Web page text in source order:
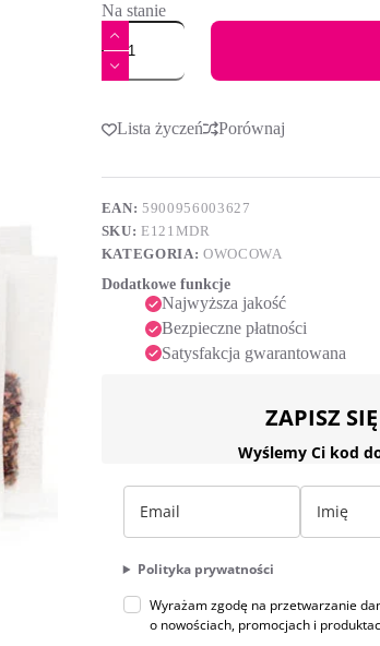
Na stanie
ilość
Herbapol
Herbaciany
Ogród
owocowo-
ziołowa
z
różą
54
g
x
t
a
t
i
e
Lista życzeń Porównaj
EAN:5900956003627
SKU:E121MDR
KATEGORIA: OWOCOWA
Dodatkowe funkcje
Najwyższa jakość
Bezpieczne płatności
Satysfakcja gwarantowana
ZAPISZ
Wyślemy Ci kod
Polityka prywatności
Wyrażam zgodę na przetwarzanie
o nowościach, promocjach i